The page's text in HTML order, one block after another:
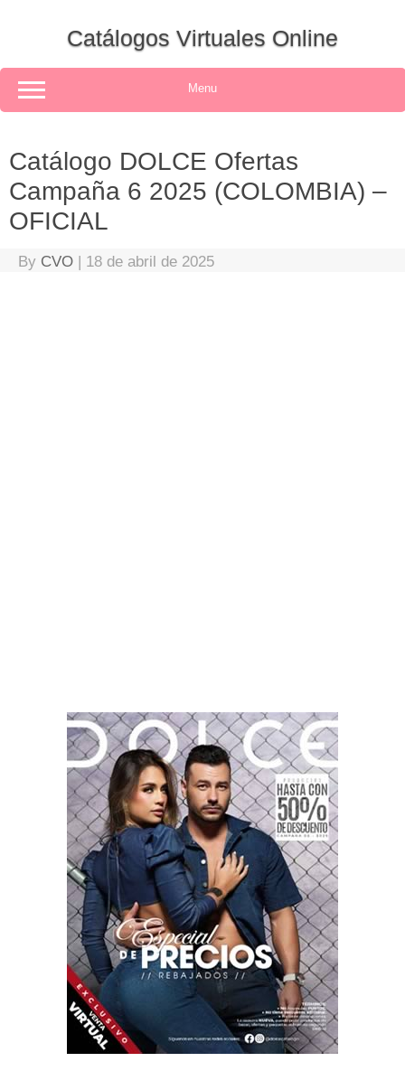
Catálogos Virtuales Online
Menu
Catálogo DOLCE Ofertas
Campaña 6 2025 (COLOMBIA) –
OFICIAL
By CVO | 18 de abril de 2025